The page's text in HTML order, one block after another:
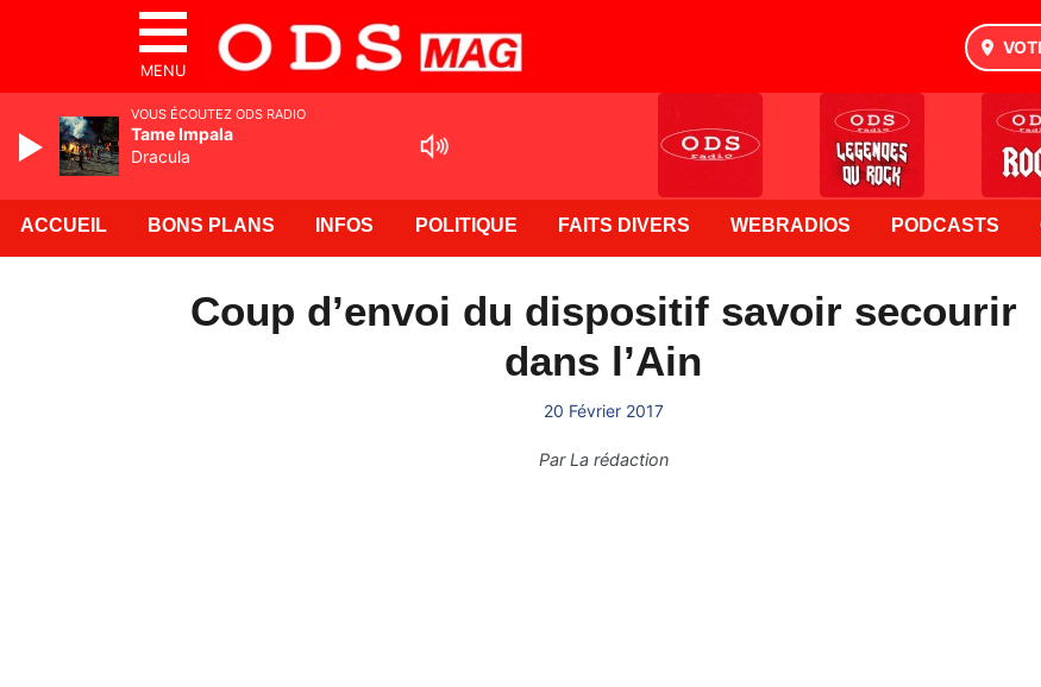
MENU
ACCUEIL BONS PLANS INFOS POLITIQUE FAITS DIVERS WEBRADIOS PODCASTS
Coup d’envoi du dispositif savoir secourir
dans l’Ain
20 Février 2017
ParLa rédaction
VOUS ÉCOUTEZ ODS RADIO
Tame Impala
Dracula